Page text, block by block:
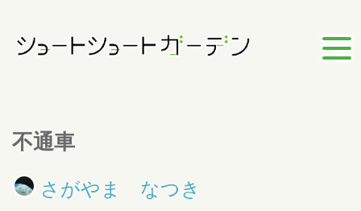
不通車
さがやま なつき